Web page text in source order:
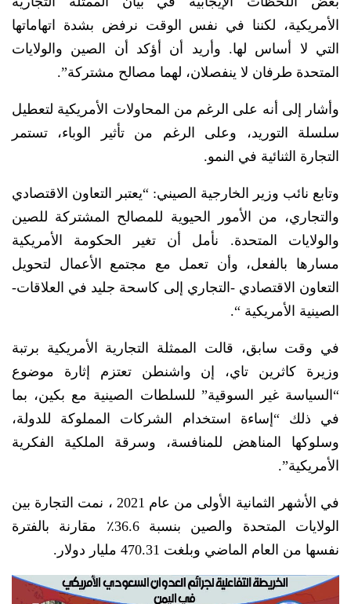
الأمريكية، لكننا في نفس الوقت نرفض بشدة اتهاماتها
التي لا أساس لها. وأريد أن أؤكد أن الصين والولايات
المتحدة طرفان لا ينفصلان، لهما مصالح مشتركة”.
وأشار إلى أنه على الرغم من المحاولات الأمريكية لتعطيل
سلسلة التوريد، وعلى الرغم من تأثير الوباء، تستمر
التجارة الثنائية في النمو.
وتابع نائب وزير الخارجية الصيني: “يعتبر التعاون الاقتصادي
والتجاري، من الأمور الحيوية للمصالح المشتركة للصين
والولايات المتحدة. نأمل أن تغير الحكومة الأمريكية
مسارها بالفعل، وأن تعمل مع مجتمع الأعمال لتحويل
التعاون الاقتصادي -التجاري إلى كاسحة جليد في العلاقات-
الصينية الأمريكية “.
في وقت سابق، قالت الممثلة التجارية الأمريكية برتبة
وزيرة كاثرين تاي، إن واشنطن تعتزم إثارة موضوع
“السياسة غير السوقية” للسلطات الصينية مع بكين، بما
في ذلك “إساءة استخدام الشركات المملوكة للدولة،
وسلوكها المناهض للمنافسة، وسرقة الملكية الفكرية
الأمريكية”.
في الأشهر الثمانية الأولى من عام 2021 ، نمت التجارة بين
الولايات المتحدة والصين بنسبة 36.6٪ مقارنة بالفترة
نفسها من العام الماضي وبلغت 470.31 مليار دولار.